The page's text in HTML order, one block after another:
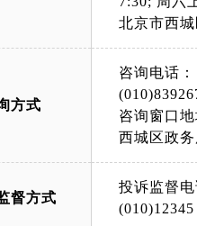
北京市西
方式
咨询电话：
咨询窗口
西城区政
督方式
投诉监督
(010)12345